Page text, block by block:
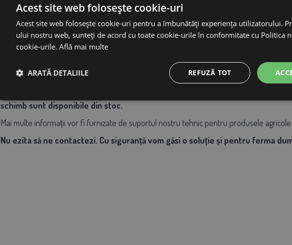
Lăţime: 73 cm
Oferim servicii complete de garanție și post-garanție pentru produsele
schimb sunt disponibile din stoc.
Mai multe informații vor fi furnizate de suportul nostru tehnic pentru produsele agricole
Nu ezita să ne contactezi. Cu siguranță vom găsi o soluție și pentru ferma
Acest site web folosește cookie-uri
Acest site web folosește cookie-uri pentru a îmbunătăți experiența utilizatorului.
ului nostru web, sunteți de acord cu toate cookie-urile în conformitate cu Politica
cookie-urile. Află mai multe
REFUZĂ TOT
ARATĂ DETALIILE